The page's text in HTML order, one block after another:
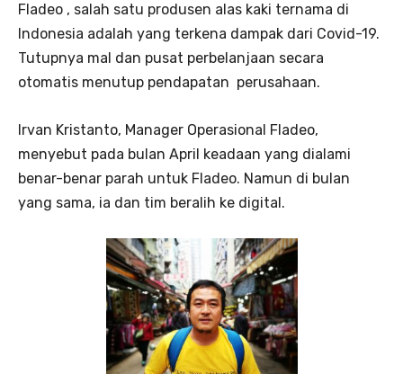
Fladeo , salah satu produsen alas kaki ternama di
Indonesia adalah yang terkena dampak dari Covid-19.
Tutupnya mal dan pusat perbelanjaan secara
otomatis menutup pendapatan perusahaan.
Irvan Kristanto, Manager Operasional Fladeo,
menyebut pada bulan April keadaan yang dialami
benar-benar parah untuk Fladeo. Namun di bulan
yang sama, ia dan tim beralih ke digital.